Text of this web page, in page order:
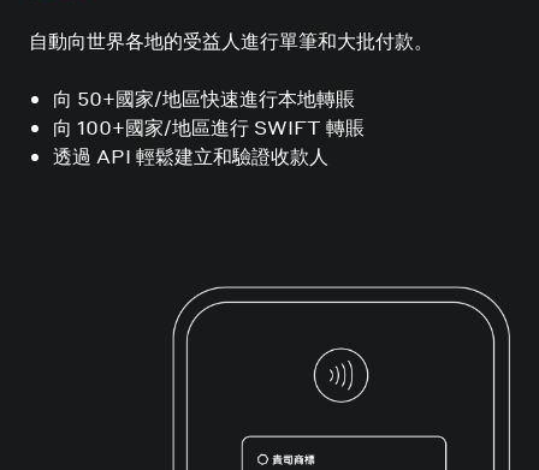
自動向世界各地的受益人進行單筆和大批付款。
向 50+國家/地區快速進行本地轉賬
向 100+國家/地區進行 SWIFT 轉賬
透過 API 輕鬆建立和驗證收款人